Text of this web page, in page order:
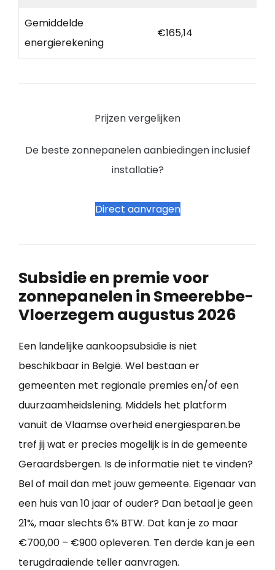
Gemiddelde
energierekening
€165,14
Prijzen vergelijken
De beste zonnepanelen aanbiedingen inclusief
installatie?
Direct aanvragen
Subsidie en premie voor
zonnepanelen in Smeerebbe-
Vloerzegem augustus 2026
Een landelijke aankoopsubsidie is niet
beschikbaar in België. Wel bestaan er
gemeenten met regionale premies en/of een
duurzaamheidslening. Middels het platform
vanuit de Vlaamse overheid energiesparen.be
tref jij wat er precies mogelijk is in de gemeente
Geraardsbergen. Is de informatie niet te vinden?
Bel of mail dan met jouw gemeente. Eigenaar van
een huis van 10 jaar of ouder? Dan betaal je geen
21%, maar slechts 6% BTW. Dat kan je zo maar
€700,00 – €900 opleveren. Ten derde kan je een
terugdraaiende teller aanvragen.